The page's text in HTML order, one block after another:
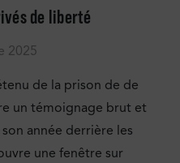
de liberté
2025
de la prison de de
un témoignage brut et
son année derrière les
une fenêtre sur